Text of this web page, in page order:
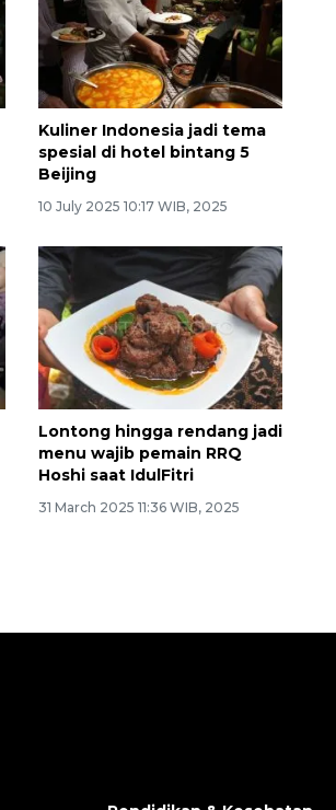
Kuliner Indonesia jadi tema
spesial di hotel bintang 5
Beijing
10 July 2025 10:17 WIB, 2025
Lontong hingga rendang jadi
menu wajib pemain RRQ
Hoshi saat IdulFitri
31 March 2025 11:36 WIB, 2025